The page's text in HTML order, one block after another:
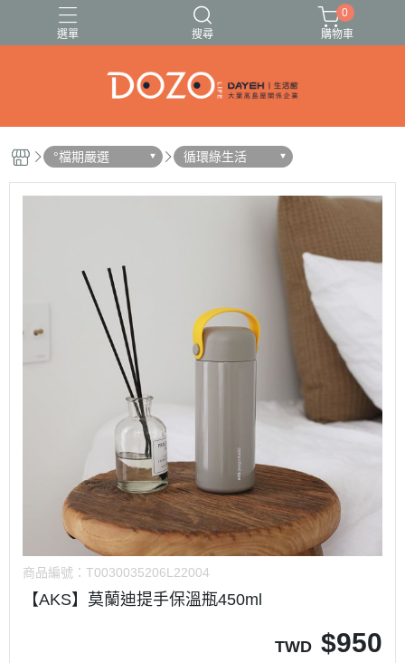
選單 搜尋
0
購物車
°檔期嚴選 循環綠生活
商品編號： T0030035206L22004
【AKS】莫蘭迪提手保溫瓶450ml
TWD $950